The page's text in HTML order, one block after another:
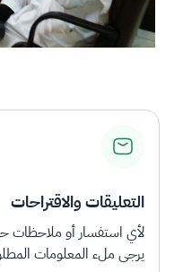
التعليقات والاقتراحات
لأي استفسار أو ملاحظات
يرجى ملء المعلومات